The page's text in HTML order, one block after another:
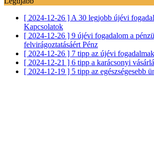
[ 2024-12-26 ] A 30 legjobb újévi
Kapcsolatok
[ 2024-12-26 ] 9 újévi fogadalom a
felvirágoztatásáért Pénz
[ 2024-12-26 ] 7 tipp az újévi
[ 2024-12-21 ] 6 tipp a karácsonyi
[ 2024-12-19 ] 5 tipp az egészségesebb